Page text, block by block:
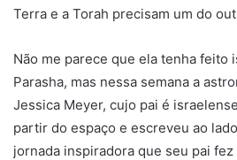
Terra e a Torah precisam um do
Não me parece que ela tenha feito
Parasha, mas nessa semana a
Jessica Meyer, cujo pai é
partir do espaço e escreveu ao
jornada inspiradora que seu pai